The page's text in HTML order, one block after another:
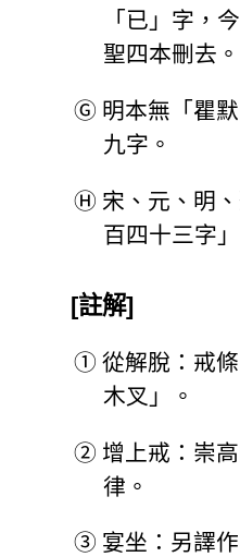
「已」字，
聖四本刪去。
Ⓖ 明本無「瞿
九字。
Ⓗ 宋、元、明
百四十三字
[註解]
① 從解脫：戒
木叉」。
② 增上戒：崇
律。
③ 宴坐：另譯